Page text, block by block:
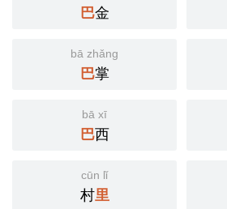
巴金
bā zhǎng
巴掌
bā xī
巴西
cūn lǐ
村里